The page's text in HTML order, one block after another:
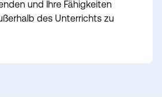
und Ihre Fähigkeiten
des Unterrichts zu